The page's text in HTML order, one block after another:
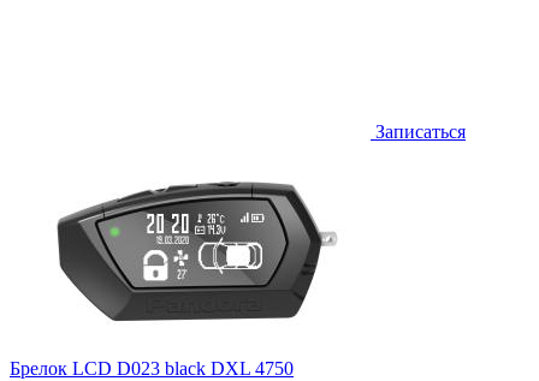
Записаться
Брелок LCD D023 black DXL 4750